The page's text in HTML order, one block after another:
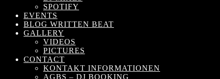
SPOTIFY
EVENTS
BLOG WRITTEN BEAT
GALLERY
VIDEOS
PICTURES
CONTACT
KONTAKT INFORMATIONEN
AGBS – DJ BOOKING